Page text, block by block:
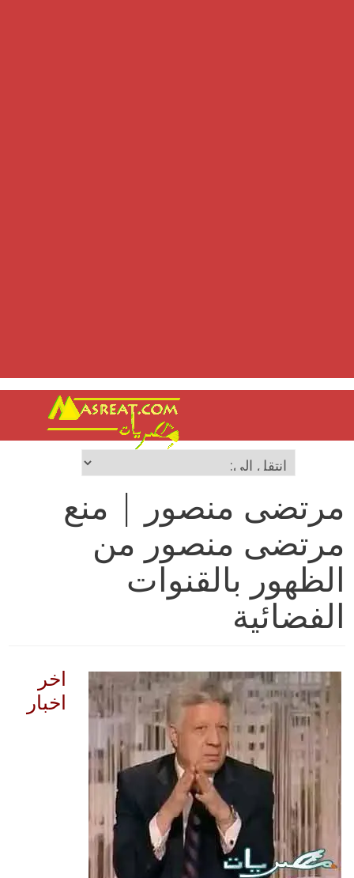
مرتضى منصور | منع
مرتضى منصور من
الظهور بالقنوات
الفضائية
اخر
اخبار